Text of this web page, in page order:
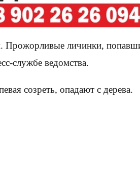
личинки,
службе ведомства.
созреть, опадают с дерева.